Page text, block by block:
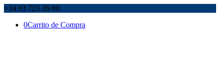
+34 93 723 26 00
0Carrito de Compra